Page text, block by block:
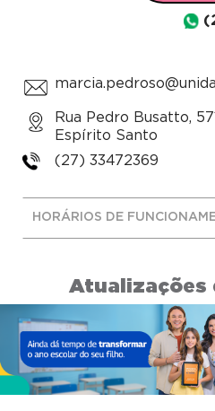
Rua Pedro Busatto,
Espírito Santo
(27) 33472369
HORÁRIOS DE
Atualizações